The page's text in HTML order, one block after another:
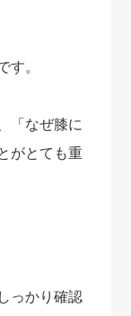
す。
「なぜ膝に
がとても重
っかり確認